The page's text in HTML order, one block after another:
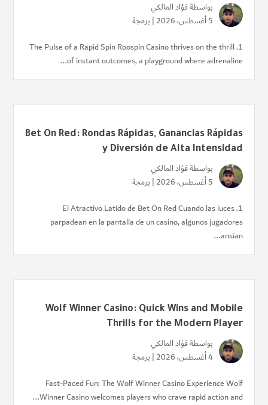
بواسطةفؤاد المالكي
5 أغسطس، 2026 |
برمجة
1. The Pulse of a Rapid Spin Roospin Casino thrives on the thrill
of instant outcomes, a playground where adrenaline...
Bet On Red: Rondas Rápidas, Ganancias Rápidas
y Diversión de Alta Intensidad
بواسطةفؤاد المالكي
5 أغسطس، 2026 |
برمجة
1. El Atractivo Latido de Bet On Red Cuando las luces
parpadean en la pantalla de un casino, algunos jugadores
ansían...
Wolf Winner Casino: Quick Wins and Mobile
Thrills for the Modern Player
بواسطةفؤاد المالكي
4 أغسطس، 2026 |
برمجة
Fast‑Paced Fun: The Wolf Winner Casino Experience Wolf
Winner Casino welcomes players who crave rapid action and...